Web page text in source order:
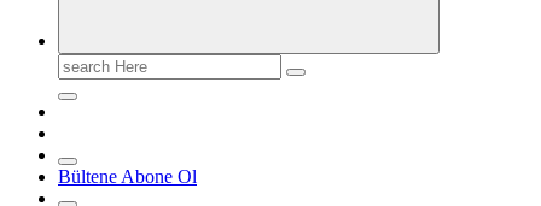
Search
for:
Bültene Abone Ol